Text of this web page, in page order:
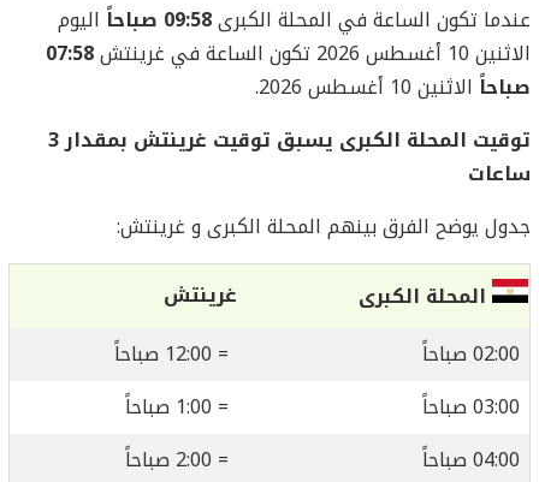
عندما تكون الساعة في المحلة الكبرى09:58 صباحاً
اليوم
الاثنين 10 أغسطس 2026 تكون الساعة في غرينتش
07:58
صباحاً الاثنين 10 أغسطس 2026.
توقيت المحلة الكبرى يسبق توقيت غرينتش بمقدار 3
ساعات
جدول يوضح الفرق بينهم المحلة الكبرى و غرينتش:
المحلة الكبرى
غرينتش
02:00 صباحاً
= 12:00 صباحاً
03:00 صباحاً
= 1:00 صباحاً
04:00 صباحاً
= 2:00 صباحاً